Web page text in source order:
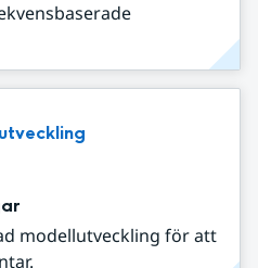
modellutveckling för att